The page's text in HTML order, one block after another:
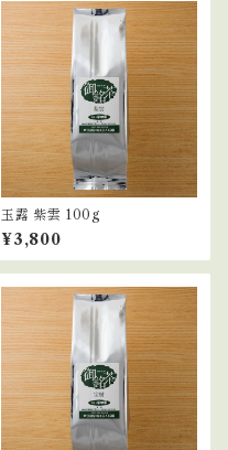
玉露 紫雲 100g
¥3,800